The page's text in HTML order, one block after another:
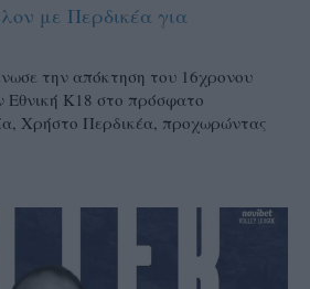
με Περδικέα για
την απόκτηση του 16χρονου
Εθνική Κ18 στο πρόσφατο
Χρήστο Περδικέα, προχωρώντας